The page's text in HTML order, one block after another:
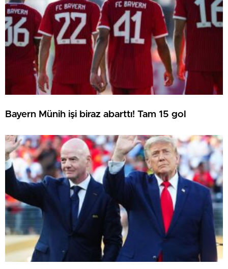
Bayern Münih işi biraz abarttı! Tam 15 gol